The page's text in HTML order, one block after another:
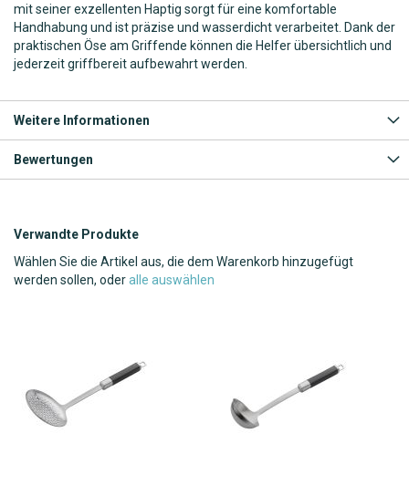
mit seiner exzellenten Haptig sorgt für eine komfortable
Handhabung und ist präzise und wasserdicht verarbeitet. Dank der
praktischen Öse am Griffende können die Helfer übersichtlich und
jederzeit griffbereit aufbewahrt werden.
Weitere Informationen
Bewertungen
Verwandte Produkte
Wählen Sie die Artikel aus, die dem Warenkorb hinzugefügt
werden sollen, oderalle auswählen